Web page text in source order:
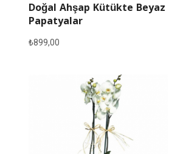
Doğal Ahşap Kütükte Beyaz
Papatyalar
₺899,00